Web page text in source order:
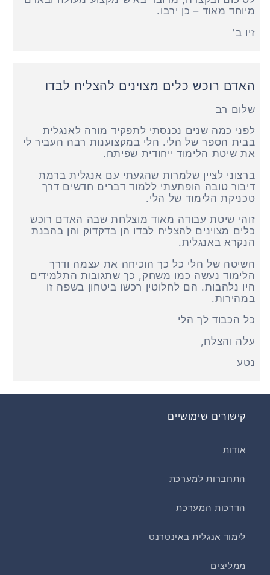
מיוחד מאוד – כן ירבו.
זיו ב'
האדם רוכש כלים מצוינים להצליח לבדו
שלום רב
לפני כמה שנים נכנסתי לתפקיד מורה לאנגלית
בבית הספר של הלי. הלי במקצוענות רבה העביר לי
את שיטת הלימוד ייחודית שפיתח.
ברצוני לציין שלמרות שהגעתי עם אנגלית ברמת
דיבור טובה הופתעתי ללמוד דברים חדשים דרך
טכניקת הלימוד של הלי.
זוהי שיטת עבודה מאוד מוצלחת שבה האדם רוכש
כלים מצוינים להצליח לבדו הן בדקדוק והן בהבנת
הנקרא באנגלית.
השיטה של הלי כל כך הוכיחה את עצמה ודרך
הלימוד נעשה כמו משחק, כך שתגובות התלמידים
היו נלהבות. הם לחלוטין רכשו ביטחון בשפה זו
במהירות.
כל הכבוד לך הלי
עלה והצלח,
נטע
קישורים שימושיים
אודות
התחברות למערכת
הדרכות המערכת
לימוד אנגלית באינטרנט
ממליצים